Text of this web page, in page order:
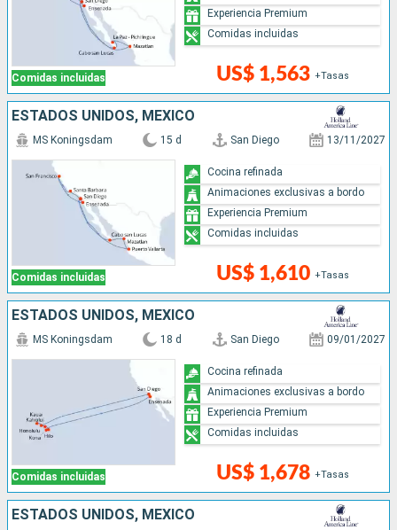
Comidas incluidas US$ 1,563 +Tasas
Experiencia Premium
Comidas incluidas
ESTADOS UNIDOS, MÉXICO
Comidas incluidas
MS Koningsdam 15 d San Diego 13/11/2027
US$ 1,610 +Tasas
Cocina refinada
Animaciones exclusivas a bordo
Experiencia Premium
Comidas incluidas
ESTADOS UNIDOS, MÉXICO
Comidas incluidas
MS Koningsdam 18 d San Diego 09/01/2027
US$ 1,678 +Tasas
Cocina refinada
Animaciones exclusivas a bordo
Experiencia Premium
Comidas incluidas
ESTADOS UNIDOS, MÉXICO